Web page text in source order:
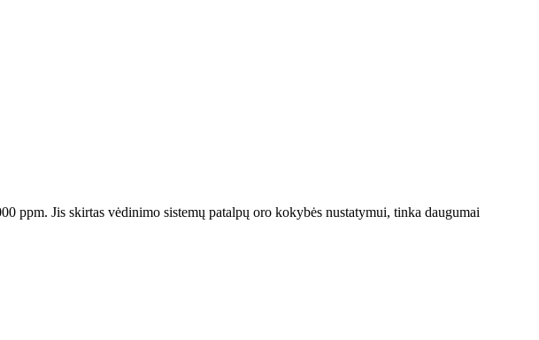
Jis skirtas vėdinimo sistemų patalpų oro kokybės nustatymui, tinka daugumai